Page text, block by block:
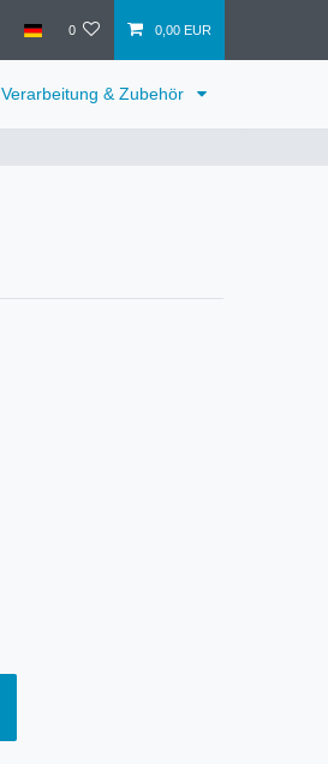
0 0,00 EUR
Verarbeitung & Zubehör